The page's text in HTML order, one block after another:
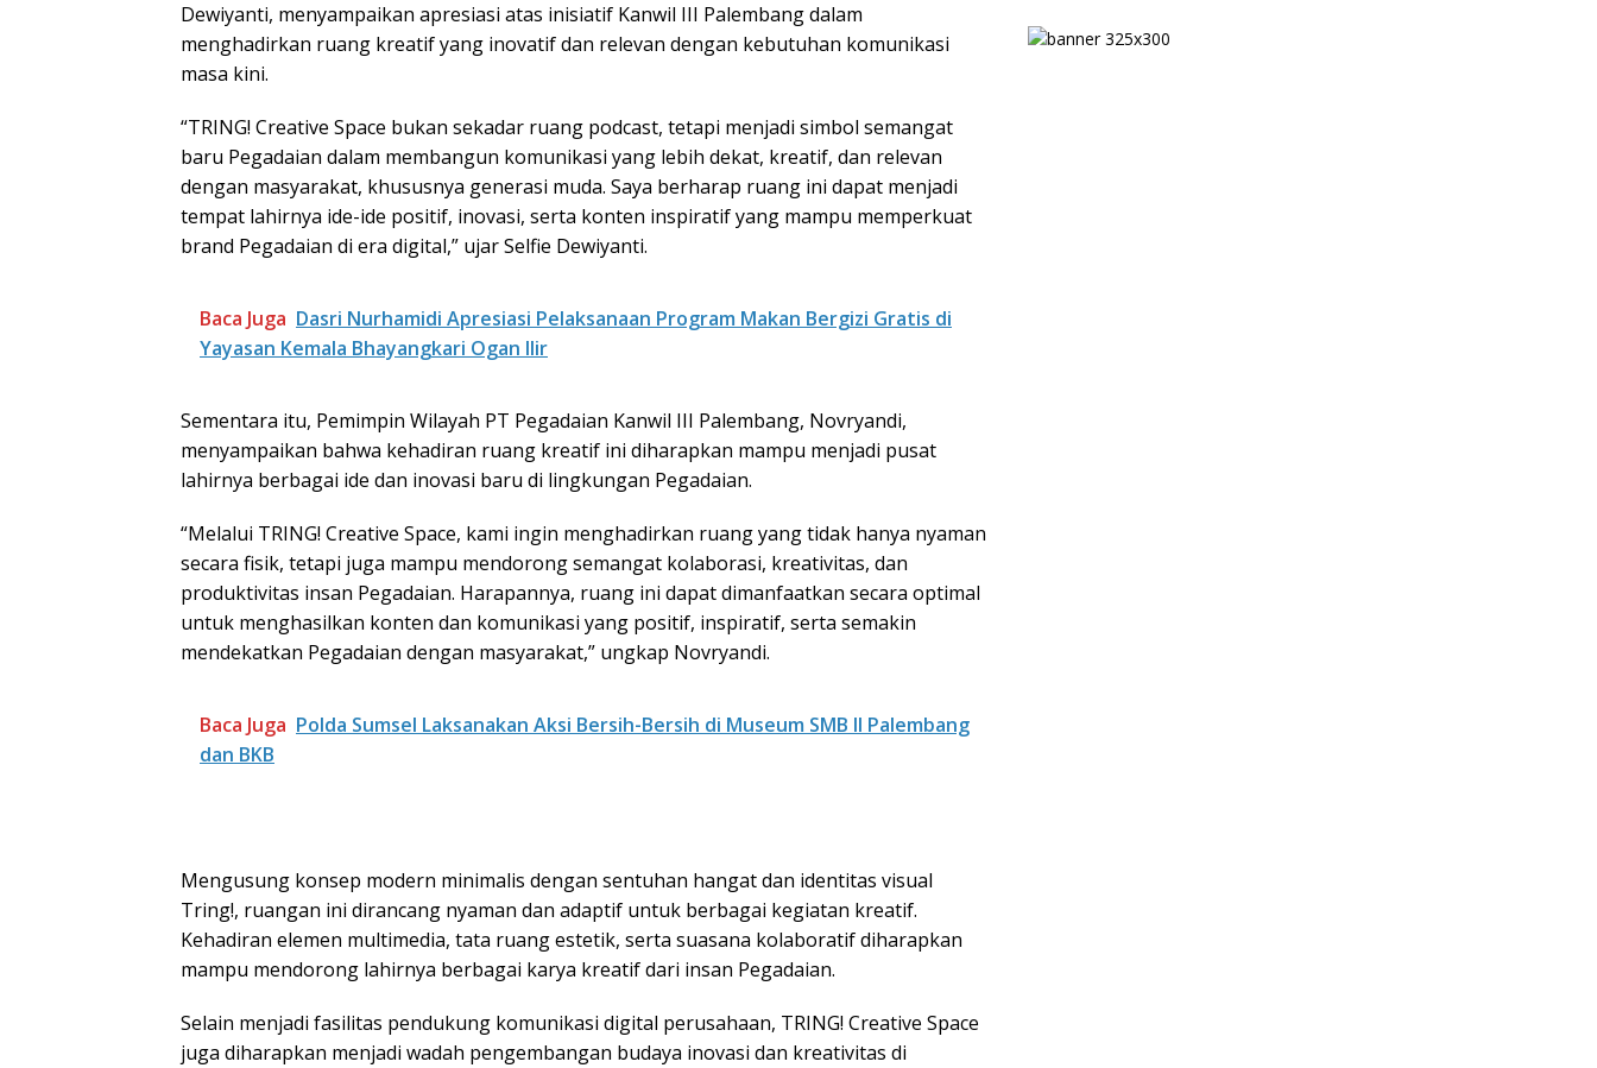
Dewiyanti, menyampaikan apresiasi atas inisiatif Kanwil III Palembang dalam
menghadirkan ruang kreatif yang inovatif dan relevan dengan kebutuhan komunikasi
masa kini.
“TRING! Creative Space bukan sekadar ruang podcast, tetapi menjadi simbol semangat
baru Pegadaian dalam membangun komunikasi yang lebih dekat, kreatif, dan relevan
dengan masyarakat, khususnya generasi muda. Saya berharap ruang ini dapat menjadi
tempat lahirnya ide-ide positif, inovasi, serta konten inspiratif yang mampu memperkuat
brand Pegadaian di era digital,” ujar Selfie Dewiyanti.
Baca Juga Dasri Nurhamidi Apresiasi Pelaksanaan Program Makan Bergizi Gratis di
Yayasan Kemala Bhayangkari Ogan Ilir
Sementara itu, Pemimpin Wilayah PT Pegadaian Kanwil III Palembang, Novryandi,
menyampaikan bahwa kehadiran ruang kreatif ini diharapkan mampu menjadi pusat
lahirnya berbagai ide dan inovasi baru di lingkungan Pegadaian.
“Melalui TRING! Creative Space, kami ingin menghadirkan ruang yang tidak hanya nyaman
secara fisik, tetapi juga mampu mendorong semangat kolaborasi, kreativitas, dan
produktivitas insan Pegadaian. Harapannya, ruang ini dapat dimanfaatkan secara optimal
untuk menghasilkan konten dan komunikasi yang positif, inspiratif, serta semakin
mendekatkan Pegadaian dengan masyarakat,” ungkap Novryandi.
Baca Juga Polda Sumsel Laksanakan Aksi Bersih-Bersih di Museum SMB II Palembang
dan BKB
Mengusung konsep modern minimalis dengan sentuhan hangat dan identitas visual
Tring!, ruangan ini dirancang nyaman dan adaptif untuk berbagai kegiatan kreatif.
Kehadiran elemen multimedia, tata ruang estetik, serta suasana kolaboratif diharapkan
mampu mendorong lahirnya berbagai karya kreatif dari insan Pegadaian.
Selain menjadi fasilitas pendukung komunikasi digital perusahaan, TRING! Creative Space
juga diharapkan menjadi wadah pengembangan budaya inovasi dan kreativitas di